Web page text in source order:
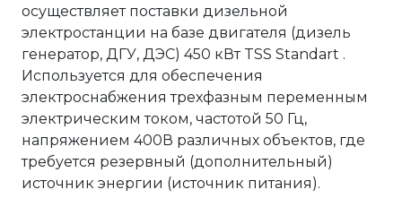
осуществляет поставки дизельной
электростанции на базе двигателя (дизель
генератор, ДГУ, ДЭС) 450 кВт TSS Standart .
Используется для обеспечения
электроснабжения трехфазным переменным
электрическим током, частотой 50 Гц,
напряжением 400В различных объектов, где
требуется резервный (дополнительный)
источник энергии (источник питания).